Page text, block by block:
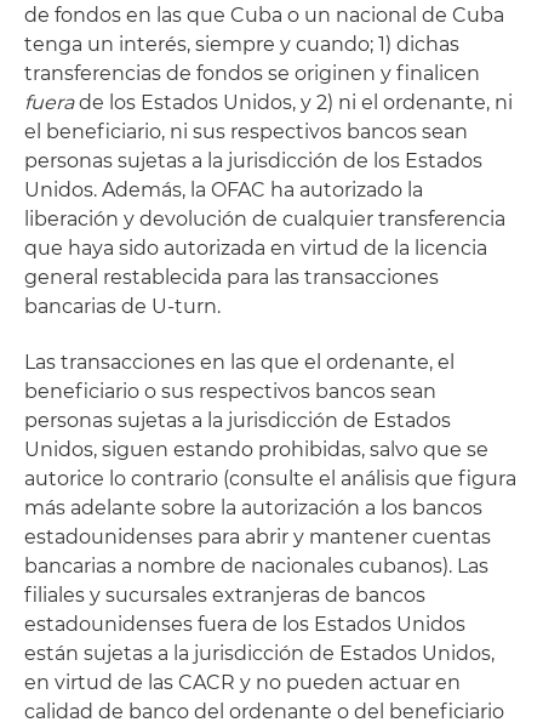
de fondos en las que Cuba o un nacional de Cuba
tenga un interés, siempre y cuando; 1) dichas
transferencias de fondos se originen y finalicen
fuerade los Estados Unidos, y 2) ni el ordenante, ni
el beneficiario, ni sus respectivos bancos sean
personas sujetas a la jurisdicción de los Estados
Unidos. Además, la OFAC ha autorizado la
liberación y devolución de cualquier transferencia
que haya sido autorizada en virtud de la licencia
general restablecida para las transacciones
bancarias de U-turn.
Las transacciones en las que el ordenante, el
beneficiario o sus respectivos bancos sean
personas sujetas a la jurisdicción de Estados
Unidos, siguen estando prohibidas, salvo que se
autorice lo contrario (consulte el análisis que figura
más adelante sobre la autorización a los bancos
estadounidenses para abrir y mantener cuentas
bancarias a nombre de nacionales cubanos). Las
filiales y sucursales extranjeras de bancos
estadounidenses fuera de los Estados Unidos
están sujetas a la jurisdicción de Estados Unidos,
en virtud de las CACR y no pueden actuar en
calidad de banco del ordenante o del beneficiario